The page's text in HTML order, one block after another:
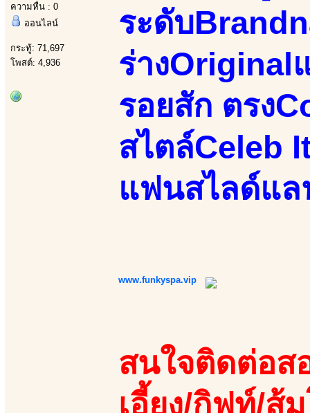
ความหื่น : 0
ออนไลน์
กระทู้: 71,697
โพสต์: 4,936
ระดับ
ร่างOriginal
รอยสัก ตรง
สไตล์Celeb
แฟนสไลด์แล
www.funkyspa.vip
สนใจติดต่อส
เอี้ยง/กิฟท์/ส้